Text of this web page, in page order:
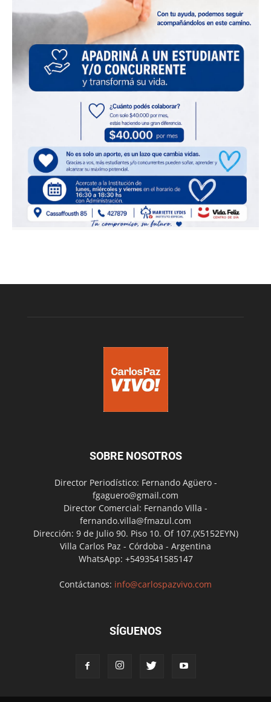
SOBRE NOSOTROS
Director Periodístico: Fernando Agüero -
fgaguero@gmail.com
Director Comercial: Fernando Villa -
fernando.villa@fmazul.com
Dirección: 9 de Julio 90. Piso 10. Of 107.(X5152EYN)
Villa Carlos Paz - Córdoba - Argentina
WhatsApp: +5493541585147
Contáctanos: info@carlospazvivo.com
SÍGUENOS